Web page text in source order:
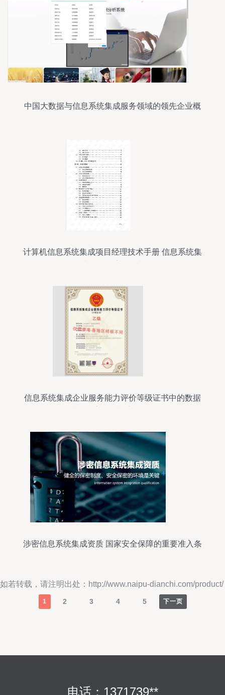
中国大数据与信息系统集成服务领域的领先企业概
计算机信息系统集成项目经理技术手册 信息系统集
信息系统集成企业服务能力评价等级证书中的数据
涉密信息系统集成资质 国家安全保障的重要准入条
如若转载，请注明出处：http://www.naipu-dianchi.com/product/
1 2 3 4 5 下一页
电话：1371739**